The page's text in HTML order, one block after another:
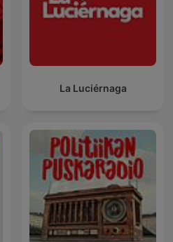
La Luciérnaga